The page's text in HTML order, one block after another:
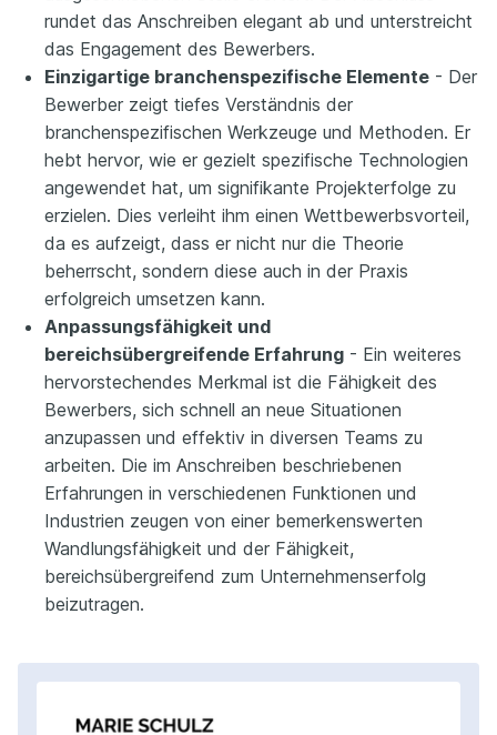
rundet das Anschreiben elegant ab und unterstreicht
das Engagement des Bewerbers.
Einzigartige branchenspezifische Elemente - Der
Bewerber zeigt tiefes Verständnis der
branchenspezifischen Werkzeuge und Methoden. Er
hebt hervor, wie er gezielt spezifische Technologien
angewendet hat, um signifikante Projekterfolge zu
erzielen. Dies verleiht ihm einen Wettbewerbsvorteil,
da es aufzeigt, dass er nicht nur die Theorie
beherrscht, sondern diese auch in der Praxis
erfolgreich umsetzen kann.
Anpassungsfähigkeit und
bereichsübergreifende Erfahrung - Ein weiteres
hervorstechendes Merkmal ist die Fähigkeit des
Bewerbers, sich schnell an neue Situationen
anzupassen und effektiv in diversen Teams zu
arbeiten. Die im Anschreiben beschriebenen
Erfahrungen in verschiedenen Funktionen und
Industrien zeugen von einer bemerkenswerten
Wandlungsfähigkeit und der Fähigkeit,
bereichsübergreifend zum Unternehmenserfolg
beizutragen.